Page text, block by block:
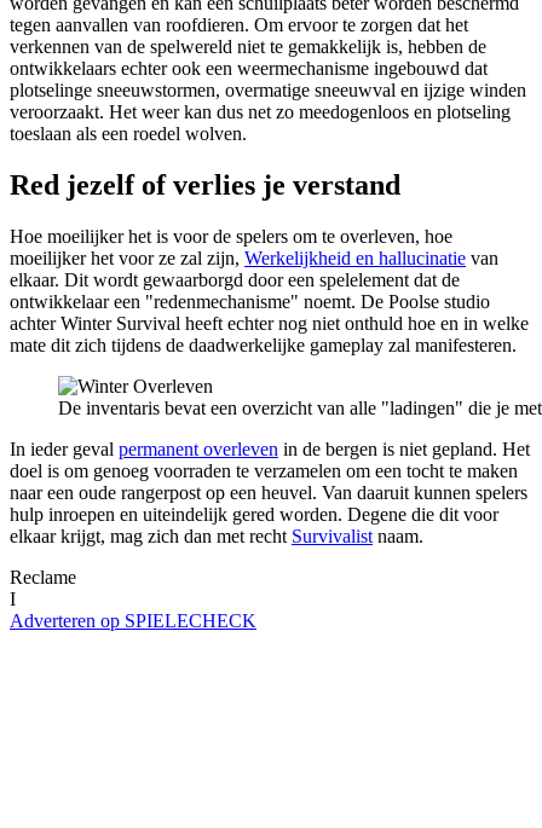
tegen aanvallen van roofdieren. Om ervoor te zorgen dat het
verkennen van de spelwereld niet te gemakkelijk is, hebben de
ontwikkelaars echter ook een weermechanisme ingebouwd dat
plotselinge sneeuwstormen, overmatige sneeuwval en ijzige winden
veroorzaakt. Het weer kan dus net zo meedogenloos en plotseling
toeslaan als een roedel wolven.
Red jezelf of verlies je verstand
Hoe moeilijker het is voor de spelers om te overleven, hoe
moeilijker het voor ze zal zijn, Werkelijkheid en hallucinatie van
elkaar. Dit wordt gewaarborgd door een spelelement dat de
ontwikkelaar een "redenmechanisme" noemt. De Poolse studio
achter Winter Survival heeft echter nog niet onthuld hoe en in welke
mate dit zich tijdens de daadwerkelijke gameplay zal manifesteren.
De inventaris bevat een overzicht van alle "ladingen" die je
In ieder geval permanent overleven in de bergen is niet gepland. Het
doel is om genoeg voorraden te verzamelen om een tocht te maken
naar een oude rangerpost op een heuvel. Van daaruit kunnen spelers
hulp inroepen en uiteindelijk gered worden. Degene die dit voor
elkaar krijgt, mag zich dan met recht Survivalist naam.
Reclame
I
Adverteren op SPIELECHECK